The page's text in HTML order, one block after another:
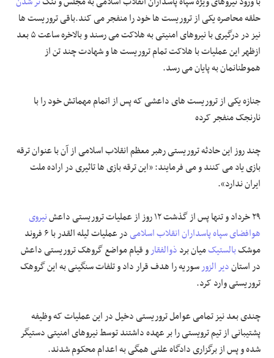
حلقه محاصره یکی از تروریست ها خود را منفجر می کند.باقی تروریست ها
نیز در درگیری با نیروهای امنیتی به هلاکت می رسند و بالاخره ساعت ۵ بعد
ازظهر این عملیات با هلاکت تمام تروریست ها و شهادت چند تن از
هموطنانمان به پایان می رسد.
جنازه یکی از تروریست های داعشی که پس از اتمام مهماتش خود را با
نارنجک منفجر کرده
چند روز این حادثه تروریستی رهبر معظم انقلاب اسلامی از آن با عنوان ترقه
بازی یاد می کنند و می فرمایند: «این ترقه بازی ها تاثیری در اراده ملت
ایران ندارد».
۲۹ خرداد و تنها پس از گذشت ۱۲ روز از عملیات تروریستی داعش
نیروی
هوافضای سپاه پاسداران انقلاب اسلامی
در عملیات لیله القدر با ۶ فروند
موشکبالستیکمیان بردذوالفقارو قیام مواضع گروهک تروریستی داعش
در استاندیر الزورسوریه را هدف قرار داد و تلفات سنگینی به این گروهک
تروریستی وارد کرد.
چندی بعد نیز تمامی عوامل تروریستی دخیل در این عملیات که وظیفه
پشتیبانی از تیم ترویستی را بر عهده داشتند توسط نیروهای امنیتی دستیگر
شده و پس از برگزاری دادگاه علنی همگی به اعدام محکوم شدند.